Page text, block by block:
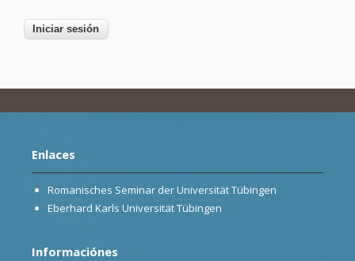
Enlaces
Romanisches Seminar der Universität Tübingen
Eberhard Karls Universität Tübingen
Informaciónes